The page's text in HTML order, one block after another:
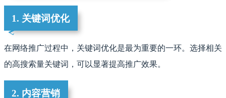
1. 关键词优化
在网络推广过程中，关键词优化是最为重要的一环。选择相关
的高搜索量关键词，可以显著提高推广效果。
2. 内容营销